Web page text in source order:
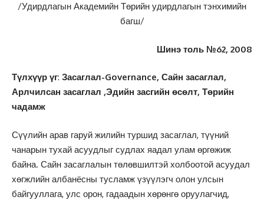
/Удирдлагын Академийн Төрийн удирдлагын тэнхимийн
багш/
Шинэ толь №62, 2008
Түлхүүр үг: Засаглал-Governance, Сайн засаглал,
Арлчилсан засаглал ,Эдийн засгийн өсөлт, Төрийн
чадамж
Сүүлийн арав гаруй жилийн туршид засаглал, түүний
чанарын тухай асуудлыг судлах яадал улам өргөжиж
байна. Сайн засаглалын төлөвшилтэй холбоотой асуудал
хөгжлийн албанёсны тусламж үзүүлэгч олон улсын
байгууллага, улс орон, гадаадын хөрөнгө оруулагчид,